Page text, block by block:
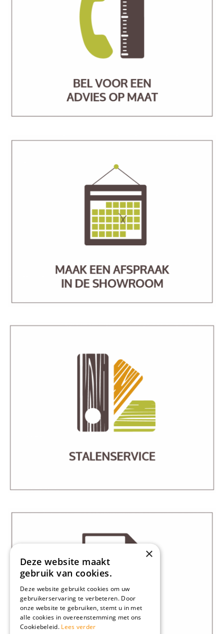
×
Deze website maakt
gebruik van cookies.
Deze website gebruikt cookies om uw
gebruikerservaring te verbeteren. Door
onze website te gebruiken, stemt u in met
alle cookies in overeenstemming met ons
Cookiebeleid. Lees verder